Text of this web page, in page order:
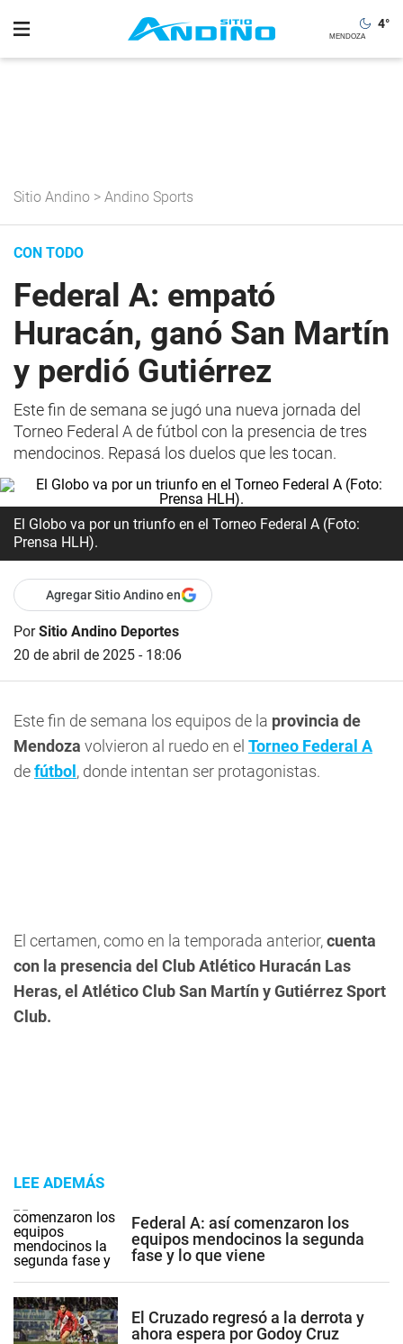
4°
Sitio Andino > Andino Sports
CON TODO
Federal A: empató
Huracán, ganó San Martín
y perdió Gutiérrez
Este fin de semana se jugó una nueva jornada del
Torneo Federal A de fútbol con la presencia de tres
mendocinos. Repasá los duelos que les tocan.
El Globo va por un triunfo en el Torneo Federal A (Foto:
Prensa HLH).
Agregar Sitio Andino en
PorSitio Andino Deportes
20 de abril de 2025 - 18:06
Este fin de semana los equipos de la provincia de
Mendoza volvieron al ruedo en el Torneo Federal A
defútbol , donde intentan ser protagonistas.
El certamen, como en la temporada anterior,cuenta
con la presencia del Club Atlético Huracán Las
Heras, el Atlético Club San Martín y Gutiérrez Sport
Club.
LEE ADEMÁS
Federal A: así comenzaron los
equipos mendocinos la segunda
fase y lo que viene
El Cruzado regresó a la derrota y
ahora espera por Godoy Cruz